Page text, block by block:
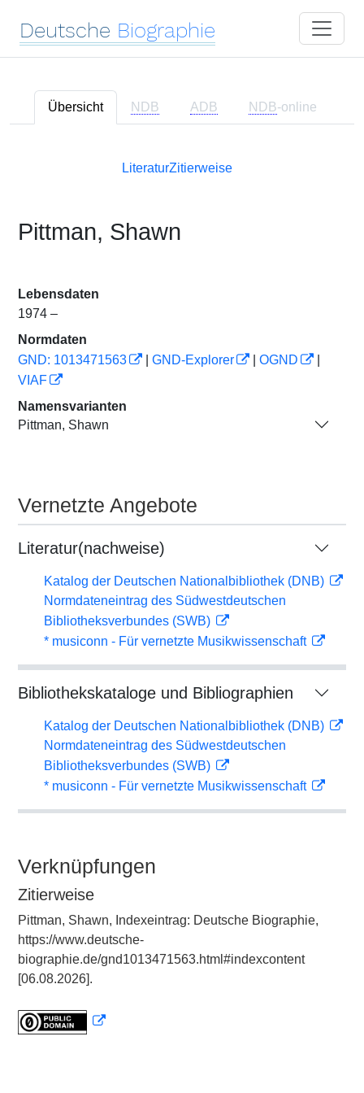
Deutsche Biographie
Übersicht NDB ADB NDB-online
LiteraturZitierweise
Pittman, Shawn
Lebensdaten
1974 –
Normdaten
GND: 1013471563
GND-Explorer OGND
VIAF
Namensvarianten
Pittman, Shawn
Vernetzte Angebote
Literatur(nachweise)
Katalog der Deutschen Nationalbibliothek (DNB)
Normdateneintrag des Südwestdeutschen
Bibliotheksverbundes (SWB)
* musiconn - Für vernetzte Musikwissenschaft
Bibliothekskataloge und Bibliographien
Katalog der Deutschen Nationalbibliothek (DNB)
Normdateneintrag des Südwestdeutschen
Bibliotheksverbundes (SWB)
* musiconn - Für vernetzte Musikwissenschaft
Verknüpfungen
Zitierweise
Pittman, Shawn, Indexeintrag: Deutsche Biographie,
https://www.deutsche-
biographie.de/gnd1013471563.html#indexcontent
[06.08.2026].